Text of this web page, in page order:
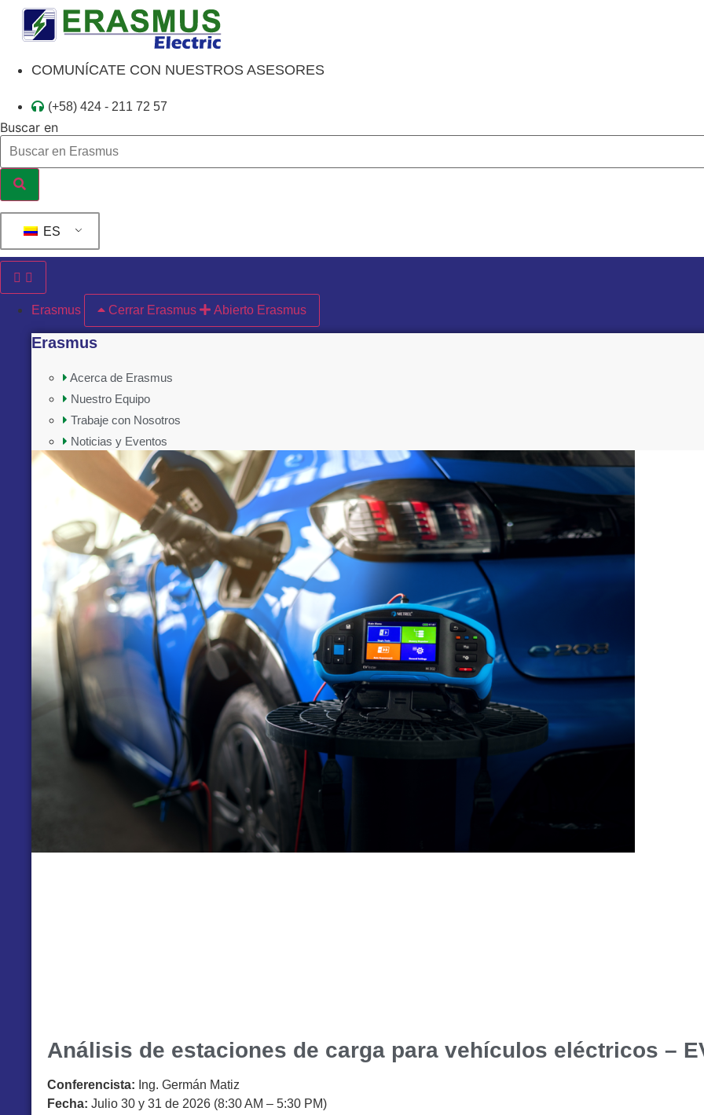
contenido
COMUNÍCATE CON NUESTROS ASESORES
(+58) 424 - 211 72 57
Buscar en
ES
Erasmus Cerrar Erasmus Abierto Erasmus
Erasmus
Acerca de Erasmus
Nuestro Equipo
Trabaje con Nosotros
Noticias y Eventos
Análisis de estaciones de carga para vehículos eléctricos –
Conferencista: Ing. Germán Matiz
Fecha: Julio 30 y 31 de 2026 (8:30 AM – 5:30 PM)